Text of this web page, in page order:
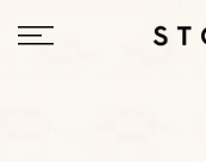
Saltar